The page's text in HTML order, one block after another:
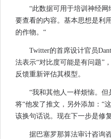
“此数据可用于培训神经
要查看的内容。基本思想是利
的作物。“
Twitter的首席设计官员
法表示“对比度可能是有问题”
反馈重新评估其模型。
“我和其他人一样烦恼。
将“他发了推文，另外添加：“
该换句话说。现在下一步是修
据巴塞罗那算法审计咨询